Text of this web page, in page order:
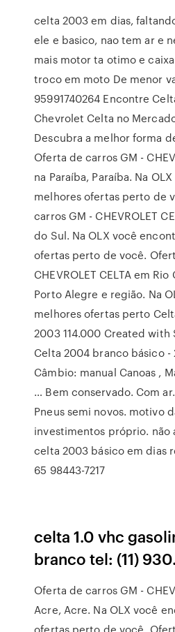
celta 2003 em dias,
ele e basico, nao tem ar e
mais motor ta otimo e
troco em moto De menor
95991740264 Encontre
Chevrolet Celta no
Descubra a melhor forma
Oferta de carros GM -
na Paraíba, Paraíba. Na
melhores ofertas perto de
carros GM - CHEVROLET
do Sul. Na OLX você
ofertas perto de você.
CHEVROLET CELTA em
Porto Alegre e região. Na
melhores ofertas perto
2003 114.000 Created with
Celta 2004 branco básico -
Câmbio: manual Canoas ,
… Bem conservado. Com
Pneus semi novos. motivo
investimentos próprio. não
celta 2003 básico em dias
65 98443-7217
celta 1.0 vhc
branco tel: (11)
Oferta de carros GM -
Acre, Acre. Na OLX você
ofertas perto de você.